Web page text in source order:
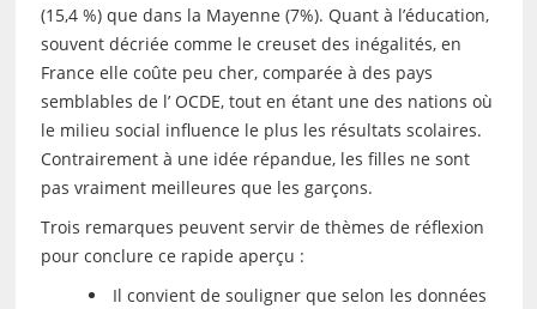
(15,4 %) que dans la Mayenne (7%). Quant à l’éducation,
souvent décriée comme le creuset des inégalités, en
France elle coûte peu cher, comparée à des pays
semblables de l’ OCDE, tout en étant une des nations où
le milieu social influence le plus les résultats scolaires.
Contrairement à une idée répandue, les filles ne sont
pas vraiment meilleures que les garçons.
Trois remarques peuvent servir de thèmes de réflexion
pour conclure ce rapide aperçu :
Il convient de souligner que selon les données